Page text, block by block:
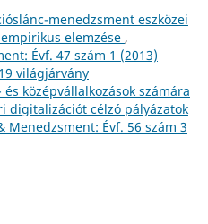
menedzsment eszközei
elemzése ,
Évf. 47 szám 1 (2013)
világjárvány
középvállalkozások számára
digitalizációt célzó pályázatok
Menedzsment: Évf. 56 szám 3